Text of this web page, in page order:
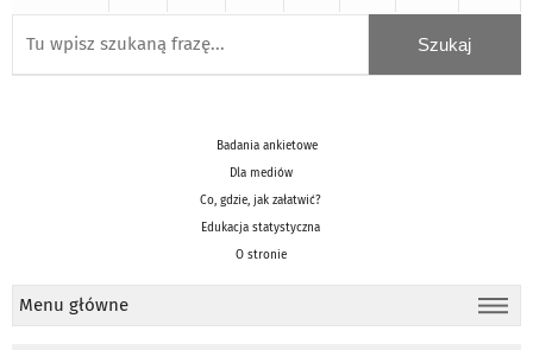
Badania ankietowe
Dla mediów
Co, gdzie, jak załatwić?
Edukacja statystyczna
O stronie
Menu główne